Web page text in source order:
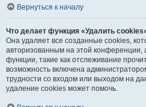
Вернуться к началу
Что делает функция «Удалить
Она удаляет все созданные cookies,
авторизованным на этой конференции,
функции, такие как отслеживание
возможность включена
трудности со входом или выходом на
удаление cookies может помочь.